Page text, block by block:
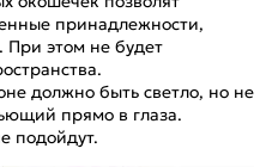
принадлежности,
этом не будет
должно быть светло, но не
прямо в глаза.
подойдут.